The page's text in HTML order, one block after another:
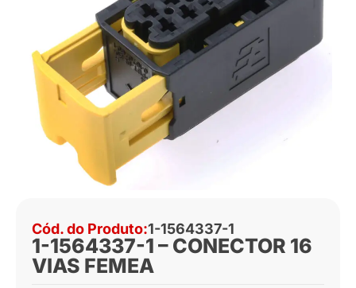
Cód. do Produto:1-1564337-1
1-1564337-1 – CONECTOR 16
VIAS FEMEA